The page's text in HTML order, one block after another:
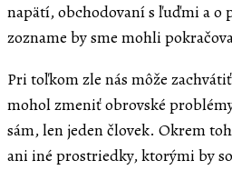
napätí, obchodovaní s ľuďmi a o
zozname by sme mohli
Pri toľkom zle nás môže
mohol zmeniť obrovské
sám, len jeden človek. Okrem
ani iné prostriedky, ktorými by